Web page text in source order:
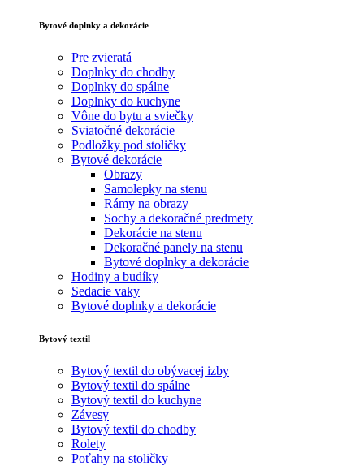
Bytové doplnky a dekorácie
Pre zvieratá
Doplnky do chodby
Doplnky do spálne
Doplnky do kuchyne
Vône do bytu a sviečky
Sviatočné dekorácie
Podložky pod stoličky
Bytové dekorácie
Obrazy
Samolepky na stenu
Rámy na obrazy
Sochy a dekoračné predmety
Dekorácie na stenu
Dekoračné panely na stenu
Bytové doplnky a dekorácie
Hodiny a budíky
Sedacie vaky
Bytové doplnky a dekorácie
Bytový textil
Bytový textil do obývacej izby
Bytový textil do spálne
Bytový textil do kuchyne
Závesy
Bytový textil do chodby
Rolety
Poťahy na stoličky